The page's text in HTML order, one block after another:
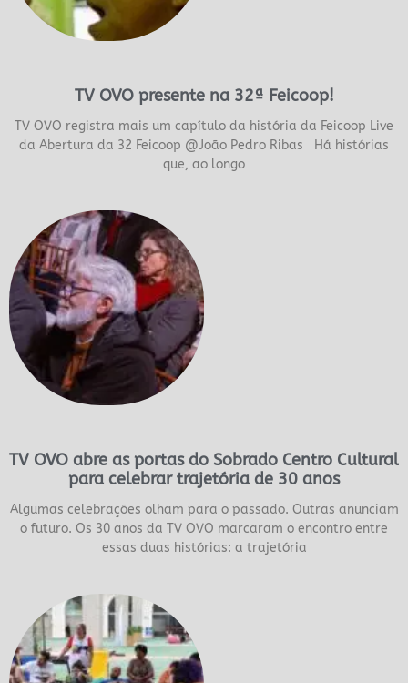
TV OVO presente na 32ª Feicoop!
TV OVO registra mais um capítulo da história da Feicoop Live
da Abertura da 32 Feicoop @João Pedro Ribas Há histórias
que, ao longo
TV OVO abre as portas do Sobrado Centro Cultural
para celebrar trajetória de 30 anos
Algumas celebrações olham para o passado. Outras anunciam
o futuro. Os 30 anos da TV OVO marcaram o encontro entre
essas duas histórias: a trajetória